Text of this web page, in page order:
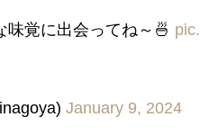
味覚に出会ってね～🍜
January 9, 2024